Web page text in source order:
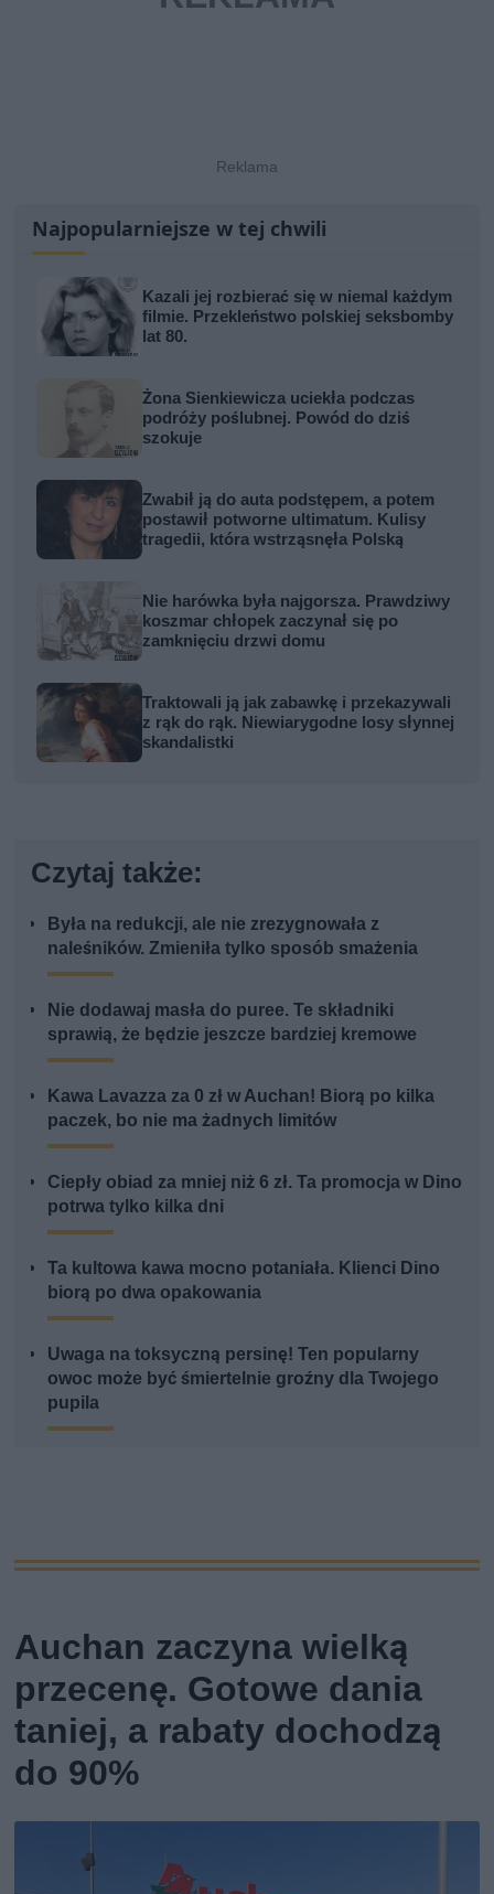
Najpopularniejsze w tej chwili
Kazali jej rozbierać się w niemal każdym
filmie. Przekleństwo polskiej seksbomby
lat 80.
Żona Sienkiewicza uciekła podczas
podróży poślubnej. Powód do dziś
szokuje
Zwabił ją do auta podstępem, a potem
postawił potworne ultimatum. Kulisy
tragedii, która wstrząsnęła Polską
Nie harówka była najgorsza. Prawdziwy
koszmar chłopek zaczynał się po
zamknięciu drzwi domu
Traktowali ją jak zabawkę i przekazywali
z rąk do rąk. Niewiarygodne losy słynnej
skandalistki
Czytaj także:
Była na redukcji, ale nie zrezygnowała z
naleśników. Zmieniła tylko sposób smażenia
Nie dodawaj masła do puree. Te składniki
sprawią, że będzie jeszcze bardziej kremowe
Kawa Lavazza za 0 zł w Auchan! Biorą po kilka
paczek, bo nie ma żadnych limitów
Ciepły obiad za mniej niż 6 zł. Ta promocja w Dino
potrwa tylko kilka dni
Ta kultowa kawa mocno potaniała. Klienci Dino
biorą po dwa opakowania
Uwaga na toksyczną persinę! Ten popularny
owoc może być śmiertelnie groźny dla Twojego
pupila
Auchan zaczyna wielką
przecenę. Gotowe dania
taniej, a rabaty dochodzą
do 90%